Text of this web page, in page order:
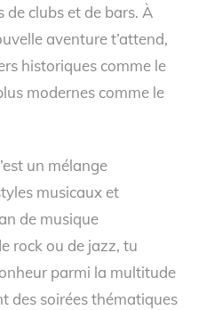
de clubs et de bars. À
aventure t’attend,
historiques comme le
modernes comme le
un mélange
musicaux et
de musique
rock ou de jazz, tu
parmi la multitude
des soirées thématiques